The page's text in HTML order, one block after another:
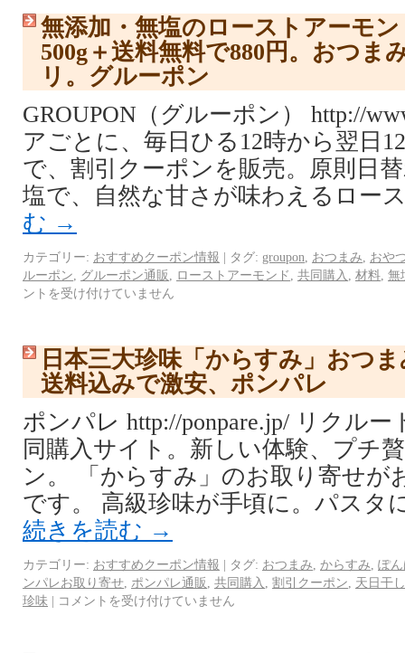
無添加・無塩のローストアーモ
500g＋送料無料で880円。おつま
リ。グルーポン
GROUPON（グルーポン） http://
アごとに、毎日ひる12時から翌日
で、割引クーポンを販売。原則日
塩で、自然な甘さが味わえるロー
む →
カテゴリー: おすすめクーポン情報 | タグ: groupon おつまみ
おや
ルーポン
グルーポン通販 ローストアーモンド 共同購入 材料 無
ントを受け付けていません
日本三大珍味「からすみ」おつ
送料込みで激安、ポンパレ
ポンパレ http://ponpare.jp/ リクル
同購入サイト。新しい体験、プチ
ン。 「からすみ」のお取り寄せが
です。 高級珍味が手頃に。パスタ
続きを読む →
カテゴリー: おすすめクーポン情報 | タグ: おつまみ からすみ ぽ
ンパレお取り寄せ ポンパレ通販 共同購入 割引クーポン
天日干し
珍味 | コメントを受け付けていません